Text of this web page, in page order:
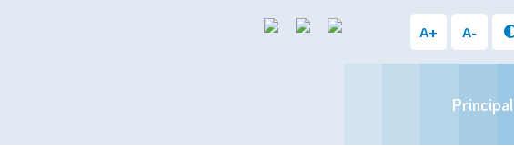
A+ A-
Principal